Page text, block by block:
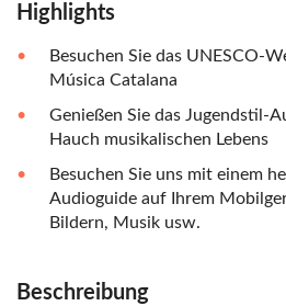
Highlights
Besuchen Sie das UNESCO-
Música Catalana
Genießen Sie das Jugendstil-
Hauch musikalischen Lebens
Besuchen Sie uns mit einem
Audioguide auf Ihrem
Bildern, Musik usw.
Beschreibung